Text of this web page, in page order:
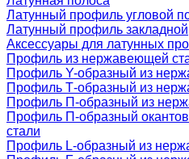
Латунный профиль угловой
Латунный профиль закладной
Аксессуары для латунных
Профиль из нержавеющей
Профиль Y-образный из
Профиль Т-образный из
Профиль П-образный из
Профиль П-образный
стали
Профиль L-образный из